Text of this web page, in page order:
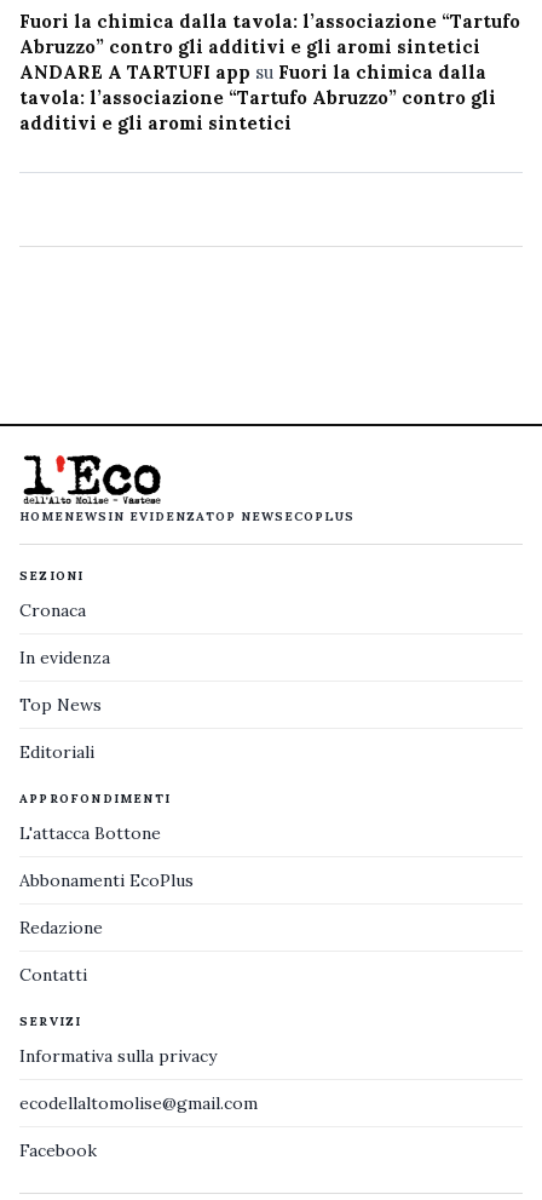
Fuori la chimica dalla tavola: l’associazione “Tartufo
Abruzzo” contro gli additivi e gli aromi sintetici
ANDARE A TARTUFI app su Fuori la chimica dalla
tavola: l’associazione “Tartufo Abruzzo” contro gli
additivi e gli aromi sintetici
HOMENEWS IN EVIDENZATOP NEWS ECOPLUS
SEZIONI
Cronaca
In evidenza
Top News
Editoriali
APPROFONDIMENTI
L'attacca Bottone
Abbonamenti EcoPlus
Redazione
Contatti
SERVIZI
Informativa sulla privacy
ecodellaltomolise@gmail.com
Facebook